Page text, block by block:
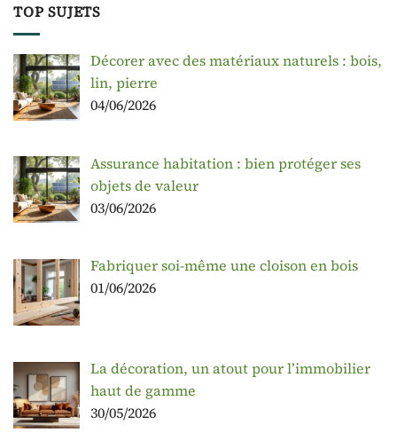
TOP SUJETS
Décorer avec des matériaux naturels : bois,
lin, pierre
04/06/2026
Assurance habitation : bien protéger ses
objets de valeur
03/06/2026
Fabriquer soi-même une cloison en bois
01/06/2026
La décoration, un atout pour l’immobilier
haut de gamme
30/05/2026